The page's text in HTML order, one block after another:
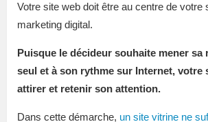
Votre site web doit être au centre de votre
marketing digital.
Puisque le décideur souhaite mener sa
seul et à son rythme sur Internet, votre
attirer et retenir son attention.
Dans cette démarche, un site vitrine ne